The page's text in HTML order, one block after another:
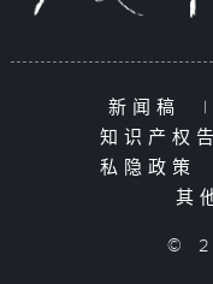
新闻稿 |
知识产权
私隐政策
其
©